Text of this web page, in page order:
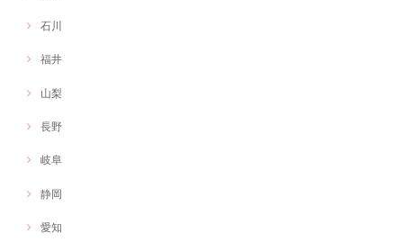
石川
福井
山梨
長野
岐阜
静岡
愛知